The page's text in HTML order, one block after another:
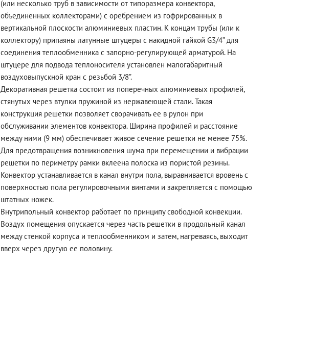
(или несколько труб в зависимости от типоразмера конвектора,
объединенных коллекторами) с оребрением из гофрированных в
вертикальной плоскости алюминиевых пластин. К концам трубы (или к
коллектору) припаяны латунные штуцеры с накидной гайкой G3/4” для
соединения теплообменника с запорно-регулирующей арматурой. На
штуцере для подвода теплоносителя установлен малогабаритный
воздуховыпускной кран с резьбой 3/8”.
Декоративная решетка состоит из поперечных алюминиевых профилей,
стянутых через втулки пружиной из нержавеющей стали. Такая
конструкция решетки позволяет сворачивать ее в рулон при
обслуживании элементов конвектора. Ширина профилей и расстояние
между ними (9 мм) обеспечивает живое сечение решетки не менее 75%.
Для предотвращения возникновения шума при перемещении и вибрации
решетки по периметру рамки вклеена полоска из пористой резины.
Конвектор устанавливается в канал внутри пола, выравнивается вровень с
поверхностью пола регулировочными винтами и закрепляется с помощью
штатных ножек.
Внутрипольный конвектор работает по принципу свободной конвекции.
Воздух помещения опускается через часть решетки в продольный канал
между стенкой корпуса и теплообменником и затем, нагреваясь, выходит
вверх через другую ее половину.